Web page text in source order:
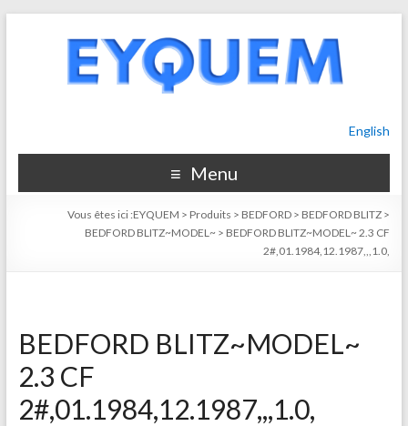
English
Menu
Vous êtes ici :EYQUEM > Produits > BEDFORD > BEDFORD BLITZ >
BEDFORD BLITZ~MODEL~ > BEDFORD BLITZ~MODEL~ 2.3 CF
2#,01.1984,12.1987,,,1.0,
BEDFORD BLITZ~MODEL~
2.3 CF
2#,01.1984,12.1987,,,1.0,